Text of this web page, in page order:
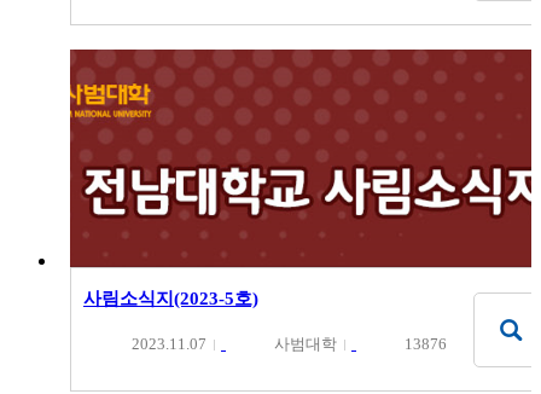
사림소식지(2023-5호)
2023.11.07 사범대학 13876